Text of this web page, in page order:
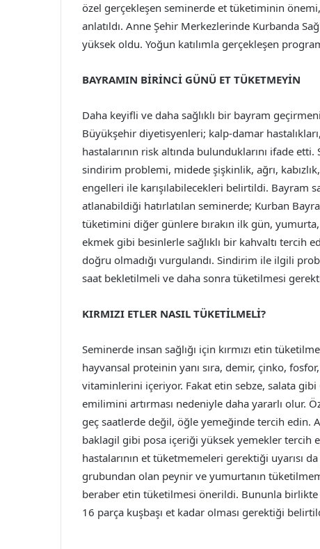
özel gerçekleşen seminerde et tüketiminin
anlatıldı. Anne Şehir Merkezlerinde Kurbanda
yüksek oldu. Yoğun katılımla gerçekleşen
BAYRAMIN BİRİNCİ GÜNÜ ET TÜKETMEYİN
Daha keyifli ve daha sağlıklı bir bayram
Büyükşehir diyetisyenleri; kalp-damar
hastalarının risk altında bulunduklarını ifade
sindirim problemi, midede şişkinlik, ağrı,
engelleri ile karışılabilecekleri belirtildi. Bayram
atlanabildiği hatırlatılan seminerde; Kurban
tüketimini diğer günlere bırakın ilk gün,
ekmek gibi besinlerle sağlıklı bir kahvaltı tercih
doğru olmadığı vurgulandı. Sindirim ile ilgili
saat bekletilmeli ve daha sonra tüketilmesi
KIRMIZI ETLER NASIL TÜKETİLMELİ?
Seminerde insan sağlığı için kırmızı etin
hayvansal proteinin yanı sıra, demir, çinko,
vitaminlerini içeriyor. Fakat etin sebze, salata
emilimini artırması nedeniyle daha yararlı olur.
geç saatlerde değil, öğle yemeğinde tercih edin.
baklagil gibi posa içeriği yüksek yemekler tercih
hastalarının et tüketmemeleri gerektiği uyarısı
grubundan olan peynir ve yumurtanın
beraber etin tüketilmesi önerildi. Bununla
16 parça kuşbaşı et kadar olması gerektiği